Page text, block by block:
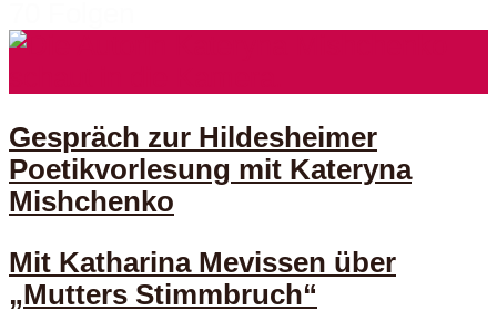
Gespräch zur Hildesheimer
Poetikvorlesung mit Kateryna
Mishchenko
Mit Katharina Mevissen über
„Mutters Stimmbruch“